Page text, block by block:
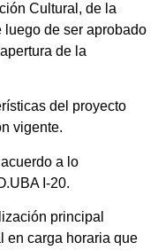
Cultural, de la
luego de ser aprobado
de la
del proyecto
vigente.
a lo
I-20.
principal
en carga horaria que